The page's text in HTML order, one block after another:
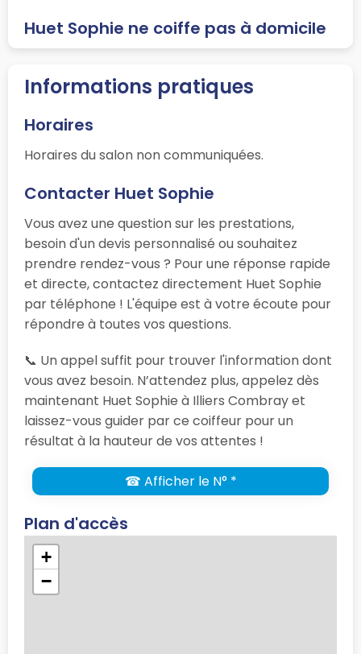
Huet Sophie ne coiffe pas à domicile
Informations pratiques
Horaires
Horaires du salon non communiquées.
Contacter Huet Sophie
Vous avez une question sur les prestations,
besoin d'un devis personnalisé ou souhaitez
prendre rendez-vous ? Pour une réponse rapide
et directe, contactez directement Huet Sophie
par téléphone ! L'équipe est à votre écoute pour
répondre à toutes vos questions.
📞 Un appel suffit pour trouver l'information dont
vous avez besoin. N’attendez plus, appelez dès
maintenant Huet Sophie à Illiers Combray et
laissez-vous guider par ce coiffeur pour un
résultat à la hauteur de vos attentes !
☎ Afficher le N° *
Plan d'accès
+
−